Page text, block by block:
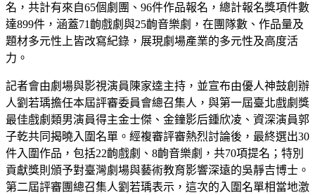
名，共計有來自65個劇團、96件作品報名，總計報名獎項件數
達899件，涵蓋71齣戲劇與25齣音樂劇，在團隊數、作品量及
題材多元性上皆改寫紀錄，展現劇場產業的多元性及高度活
力。
記者會由劇場與影視演員陳家逵主持，並宣布由優人神鼓創辦
人劉若瑀擔任本屆評審委員會總召集人，與第一屆臺北戲劇獎
最佳戲劇類男演員得主金士傑、金鐘影后鍾欣凌、資深演員郭
子乾共同揭曉入圍名單。經複審評審熱烈討論後，最終選出30
件入圍作品，包括22齣戲劇、8齣音樂劇，共70項提名；特別
貢獻獎則頒予對臺灣劇場與藝術教育影響深遠的吳靜吉博士。
第二屆評審團總召集人劉若瑀表示，這次的入圍名單相當地激